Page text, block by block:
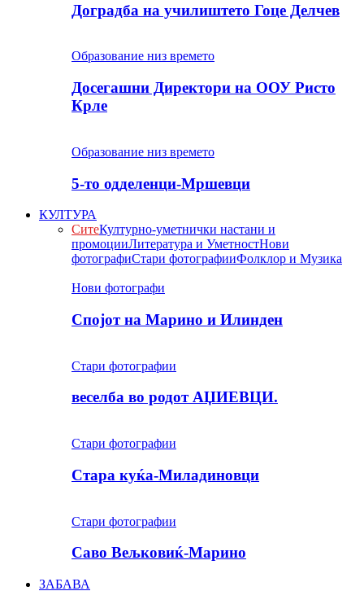
Доградба на училиштето Гоце Делчев
Образование низ времето
Досегашни Директори на ООУ Ристо
Крле
Образование низ времето
5-то одделенци-Мршевци
КУЛТУРА
СитеКултурно-уметнички настани и
промоцииЛитература и УметностНови
фотографиСтари фотографииФолклор и Музика
Нови фотографи
Спојот на Марино и Илинден
Стари фотографии
веселба во родот АЏИЕВЦИ.
Стари фотографии
Стара куќа-Миладиновци
Стари фотографии
Саво Вељковиќ-Марино
ЗАБАВА